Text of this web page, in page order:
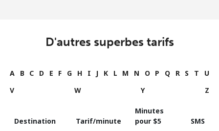
D'autres superbes tarifs
A B C D E F G H I J K L M N O P Q R S T
U
V
W Y Z
Destination Tarif/minute
Minutes
pour ⁦$5⁩
SMS